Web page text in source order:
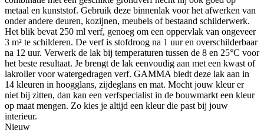
metaal en kunststof. Gebruik deze binnenlak voor het afwerken van
onder andere deuren, kozijnen, meubels of bestaand schilderwerk.
Het blik bevat 250 ml verf, genoeg om een oppervlak van ongeveer
3 m² te schilderen. De verf is stofdroog na 1 uur en overschilderbaar
na 12 uur. Verwerk de lak bij temperaturen tussen de 8 en 25°C voor
het beste resultaat. Je brengt de lak eenvoudig aan met een kwast of
lakroller voor watergedragen verf. GAMMA biedt deze lak aan in
14 kleuren in hoogglans, zijdeglans en mat. Mocht jouw kleur er
niet bij zitten, dan kan een verfspecialist in de bouwmarkt een kleur
op maat mengen. Zo kies je altijd een kleur die past bij jouw
interieur.
Nieuw